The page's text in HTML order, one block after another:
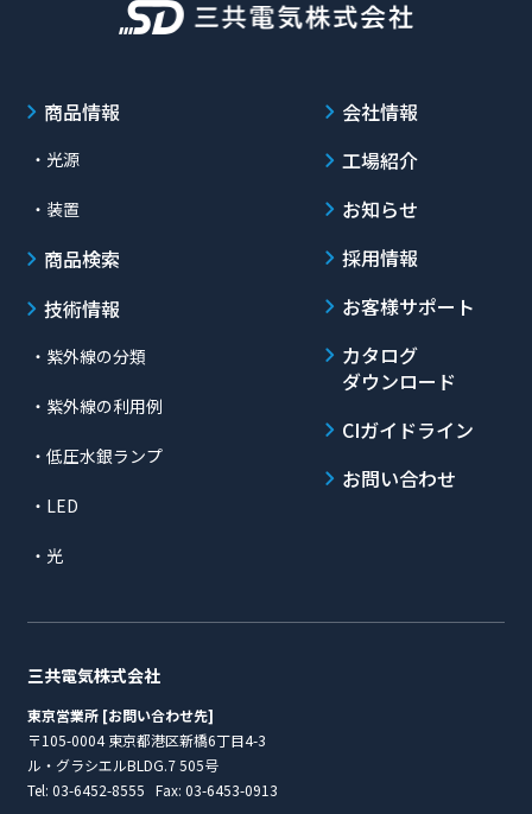
商品情報
・光源
・装置
商品検索
技術情報
・紫外線の分類
・紫外線の利用例
・低圧水銀ランプ
・LED
・光
会社情報
工場紹介
お知らせ
採用情報
お客様サポート
カタログ
ダウンロード
CIガイドライン
お問い合わせ
三共電気株式会社
東京営業所 [お問い合わせ先]
〒105-0004 東京都港区新橋6丁目4-3
ル・グラシエルBLDG.7 505号
Tel: 03-6452-8555 Fax: 03-6453-0913